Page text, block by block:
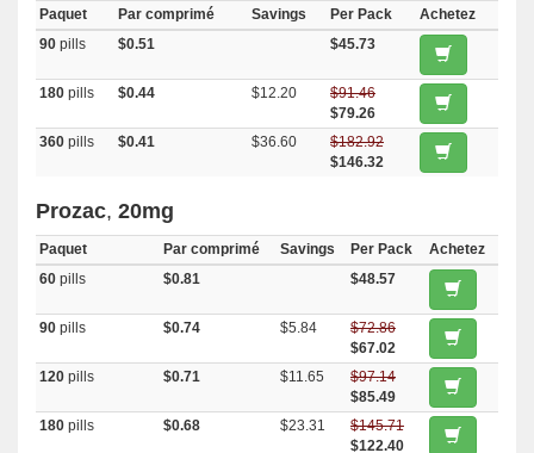
Paquet Par comprimé Savings Per Pack
Achetez
90 pills $0.51 $45.73
180 pills $0.44 $12.20
$91.46
$79.26
360 pills $0.41 $36.60
$182.92
$146.32
Prozac, 20mg
Paquet Par comprimé Savings Per Pack
Achetez
60 pills $0.81 $48.57
90 pills $0.74 $5.84
$72.86
$67.02
120 pills $0.71 $11.65
$97.14
$85.49
180 pills $0.68 $23.31
$145.71
$122.40